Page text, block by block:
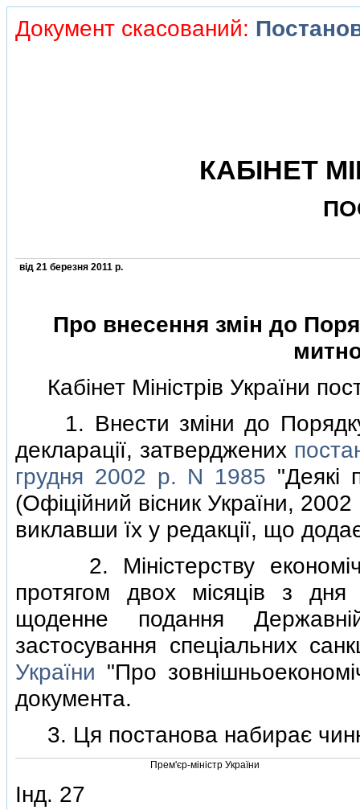
Документ скасований:
КАБIНЕТ
вiд 21 березня 2011 р.
Про внесення змiн до
Кабiнет Мiнiстрiв України
1. Внести змiни до Порядку
декларацiї, затверджених
грудня 2002 р. N 1985 "Деякi
(Офiцiйний вiсник України,
виклавши їх у редакцiї, що
2. Мiнiстерству
протягом двох мiсяцiв з дня
щоденне подання
застосування спецiальних
України "Про
документа.
3. Ця постанова набирає
Прем'єр-мiнiстр України
Iнд. 27